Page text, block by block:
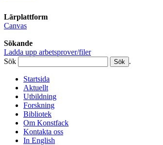
Lärplattform
Canvas
Sökande
Ladda upp arbetsprover/filer
Sök
.
Startsida
Aktuellt
Utbildning
Forskning
Bibliotek
Om Konstfack
Kontakta oss
In English